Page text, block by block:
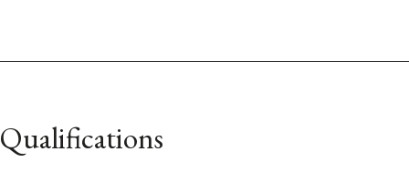
Qualifications